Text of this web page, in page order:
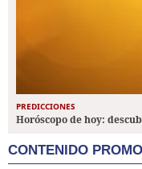
PREDICCIONES
Horóscopo de hoy:
CONTENIDO